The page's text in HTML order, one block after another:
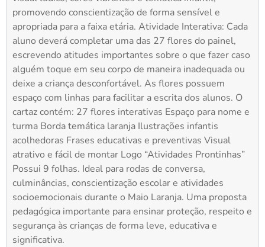
promovendo conscientização de forma sensível e
apropriada para a faixa etária. Atividade Interativa: Cada
aluno deverá completar uma das 27 flores do painel,
escrevendo atitudes importantes sobre o que fazer caso
alguém toque em seu corpo de maneira inadequada ou
deixe a criança desconfortável. As flores possuem
espaço com linhas para facilitar a escrita dos alunos. O
cartaz contém: 27 flores interativas Espaço para nome e
turma Borda temática laranja Ilustrações infantis
acolhedoras Frases educativas e preventivas Visual
atrativo e fácil de montar Logo “Atividades Prontinhas”
Possui 9 folhas. Ideal para rodas de conversa,
culminâncias, conscientização escolar e atividades
socioemocionais durante o Maio Laranja. Uma proposta
pedagógica importante para ensinar proteção, respeito e
segurança às crianças de forma leve, educativa e
significativa.